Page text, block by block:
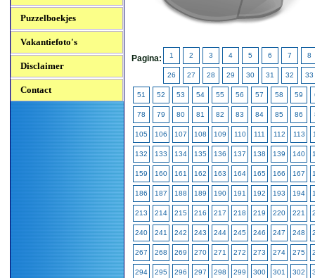
Puzzelboekjes
Vakantiefoto's
Disclaimer
Contact
Pagina: 1 2 3 4 5 6 7 8
26 27 28 29 30 31 32 33
51 52 53 54 55 56 57 58 59
78 79 80 81 82 83 84 85 86
105 106 107 108 109 110 111 112 113
132 133 134 135 136 137 138 139 140
159 160 161 162 163 164 165 166 167
186 187 188 189 190 191 192 193 194
213 214 215 216 217 218 219 220 221
240 241 242 243 244 245 246 247 248
267 268 269 270 271 272 273 274 275
294 295 296 297 298 299 300 301 302